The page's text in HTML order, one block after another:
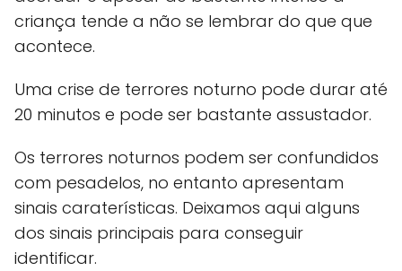
criança tende a não se lembrar do que que
acontece.
Uma crise de terrores noturno pode durar até
20 minutos e pode ser bastante assustador.
Os terrores noturnos podem ser confundidos
com pesadelos, no entanto apresentam
sinais caraterísticas. Deixamos aqui alguns
dos sinais principais para conseguir
identificar.